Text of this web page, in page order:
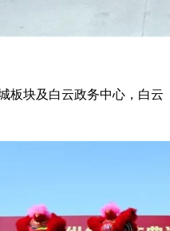
板块及白云政务中心，白云